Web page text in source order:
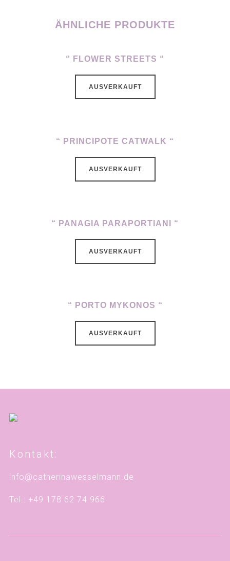
ÄHNLICHE PRODUKTE
“ FLOWER STREETS “
AUSVERKAUFT
“ PRINCIPOTE CATWALK “
AUSVERKAUFT
“ PANAGIA PARAPORTIANI “
AUSVERKAUFT
“ PORTO MYKONOS “
AUSVERKAUFT
Kontakt:
info@catherinawesselmann.de
Tel.: +49 178 62 74 966